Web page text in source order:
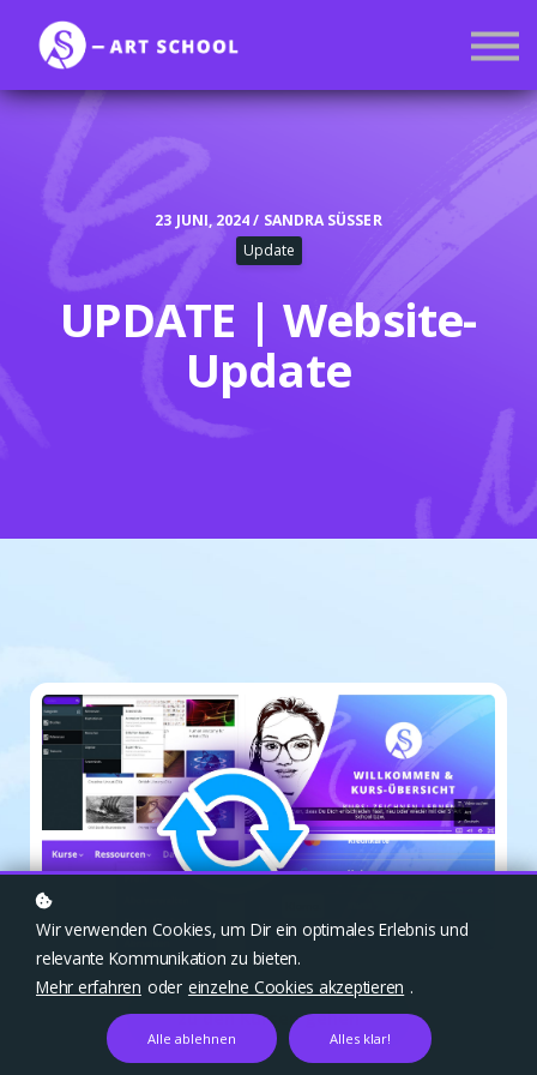
Mitgliedschaft
Anmelden
Registrieren
23 JUNI, 2024 / SANDRA SÜSSER
Update
UPDATE | Website-
Update
zu den Kursen gehen
Wir verwenden Cookies, um Dir ein optimales Erlebnis und
relevante Kommunikation zu bieten.
Mehr erfahren oder einzelne Cookies akzeptieren .
Alle ablehnen Alles klar!